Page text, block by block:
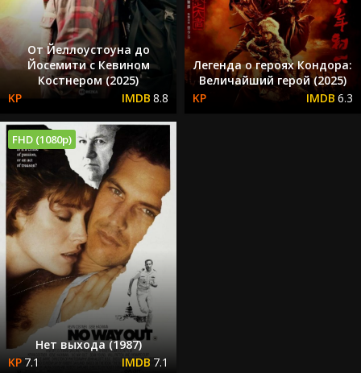
От Йеллоустоуна до
Йосемити с Кевином
Костнером (2025)
8.8
Легенда о героях Кондора:
Величайший герой (2025)
6.3
FHD (1080p)
Нет выхода (1987)
7.1
7.1